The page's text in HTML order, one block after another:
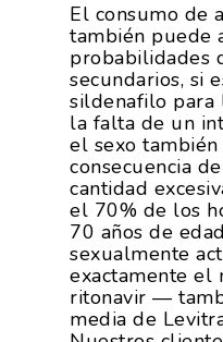
El consumo de
también puede
probabilidades
secundarios, si
sildenafilo para
la falta de un
el sexo
consecuencia
cantidad
el 70% de los
70 años de
sexualmente
exactamente el
ritonavir —
media de